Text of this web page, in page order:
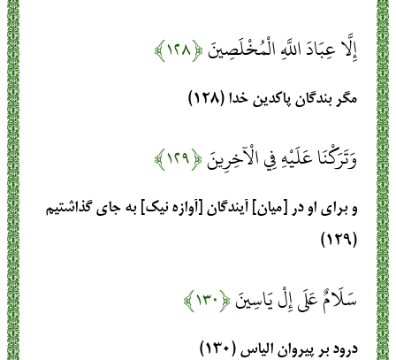
إِلَّا عِبَادَ اللَّهِ الْمُخْلَصِينَ﴿۱۲۸﴾
مگر بندگان پاكدين خدا (۱۲۸)
وَتَرَكْنَا عَلَيْهِ فِي الْآخِرِينَ﴿۱۲۹﴾
و براى او در [ميان] آيندگان [آوازه نيك] به جاى گذاشتيم
(۱۲۹)
سَلَامٌ عَلَى إِلْ يَاسِينَ﴿۱۳۰﴾
درود بر پيروان الياس (۱۳۰)